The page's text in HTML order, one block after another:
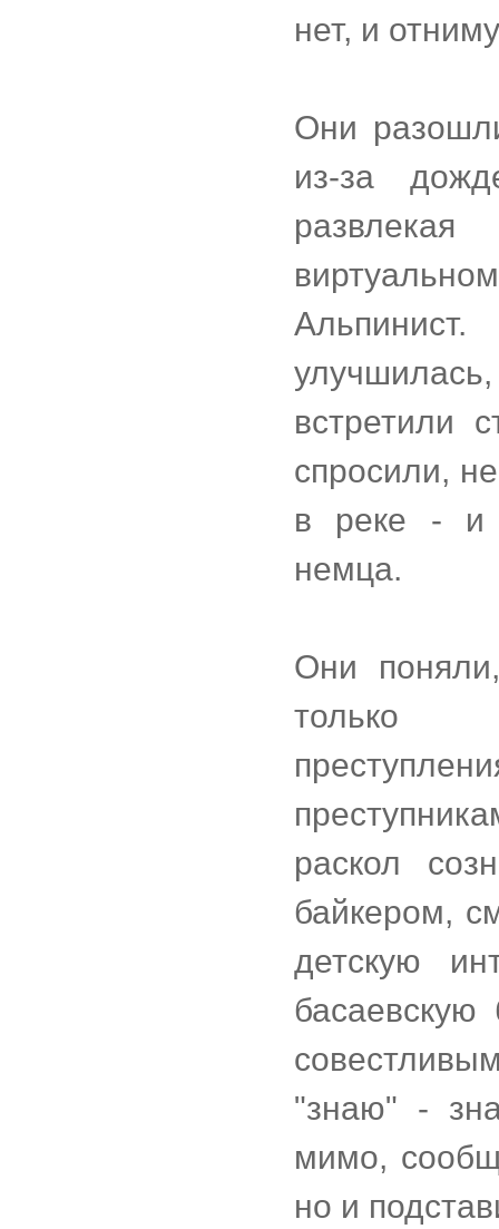
нет, и
Они
из-за
встретили
спросили,
в реке - и
немца.
Они
только
раскол
байкером,
детскую
"знаю" -
мимо,
но и